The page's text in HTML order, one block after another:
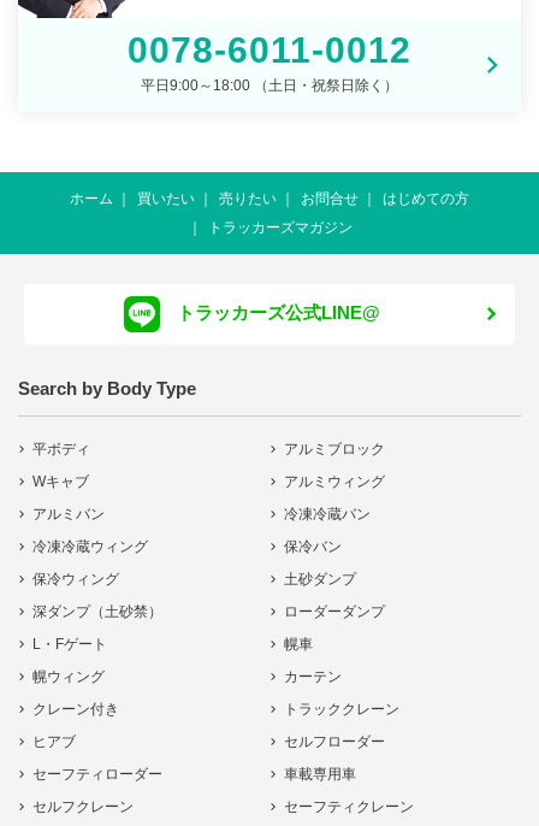
0078-6011-0012
平日9:00～18:00 （土日・祝祭日除く）
ホーム 買いたい 売りたい お問合せ
はじめての方
トラッカーズマガジン
トラッカーズ公式LINE@
Search by Body Type
平ボディ
アルミブロック
Wキャブ
アルミウィング
アルミバン
冷凍冷蔵バン
冷凍冷蔵ウィング
保冷バン
保冷ウィング
土砂ダンプ
深ダンプ（土砂禁）
ローダーダンプ
L・Fゲート
幌車
幌ウィング
カーテン
クレーン付き
トラッククレーン
ヒアブ
セルフローダー
セーフティローダー
車載専用車
セルフクレーン
セーフティクレーン